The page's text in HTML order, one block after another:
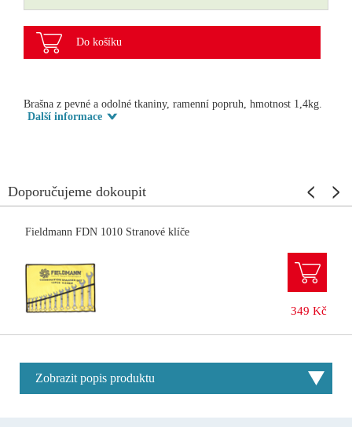
Do košíku
Brašna z pevné a odolné tkaniny, ramenní popruh, hmotnost 1,4kg.
Další informace
Doporučujeme dokoupit
Fieldmann FDN 1010 Stranové klíče
349 Kč
Zobrazit popis produktu